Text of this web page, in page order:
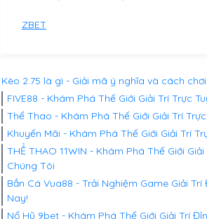
ZBET
Kèo 2.75 là gì - Giải mã ý nghĩa và cách
FIVE88 - Khám Phá Thế Giới Giải Trí Trực
Thể Thao - Khám Phá Thế Giới Giải Trí
Khuyến Mãi - Khám Phá Thế Giới Giải Trí
THỂ THAO 11WIN - Khám Phá Thế Giới
Chúng Tôi
Bắn Cá Vua88 - Trải Nghiệm Game Giải
Nay!
Nổ Hũ 9bet - Khám Phá Thế Giới Giải Trí